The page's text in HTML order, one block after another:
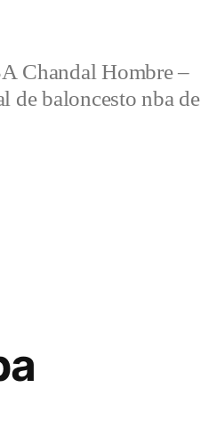
Chandal Hombre –
de baloncesto nba de